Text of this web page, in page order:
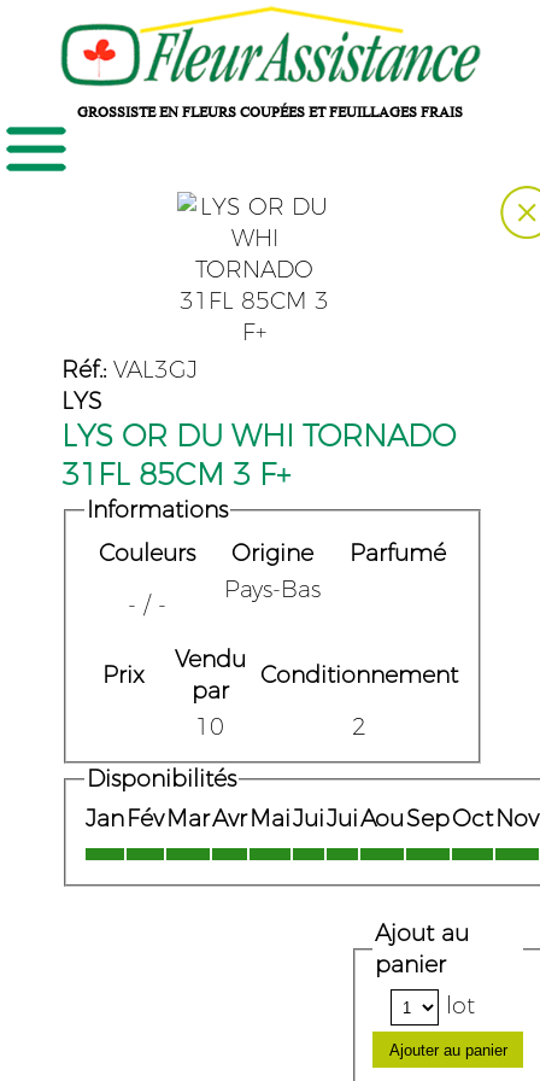
GROSSISTE EN FLEURS COUPÉES ET FEUILLAGES FRAIS
Réf.: VAL3GJ
LYS
LYS OR DU WHI TORNADO
31FL 85CM 3 F+
Informations
Couleurs
Origine
Parfumé
- / -
Pays-Bas
Prix
Vendu
par
Conditionnement
10
2
Disponibilités
JanFévMarAvrMaiJuiJuiAouSepOctNov
Ajout au
panier
lot